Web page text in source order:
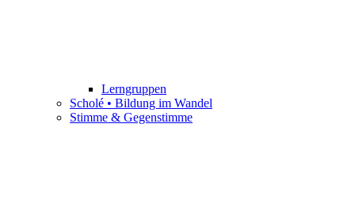
Lerngruppen
Scholé • Bildung im Wandel
Stimme & Gegenstimme